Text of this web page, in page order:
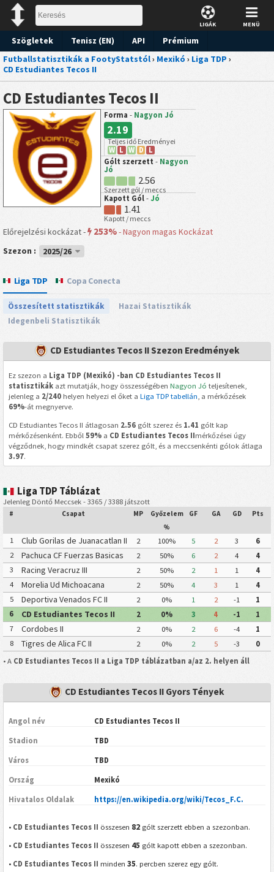
LIGÁK MENÜ
Szögletek Tenisz (EN) API Prémium
Előrejelzések
Futballstatisztikák a FootyStatstól› Mexikó › Liga TDP ›
CD Estudiantes Tecos II
CD Estudiantes Tecos II
Forma - Nagyon Jó
2.19
Teljes idő Eredményei
W L W D
L
Gólt szerzett - Nagyon
Jó
2.56
Szerzett gól / meccs
Kapott Gól - Jó
1.41
Kapott / meccs
Előrejelzési kockázat - 253%-Nagyon magas Kockázat
Szezon :
2025/26
Liga TDP Copa Conecta
Összesített statisztikák
Hazai Statisztikák
Idegenbeli Statisztikák
CD Estudiantes Tecos II Szezon Eredmények
Ez szezon a Liga TDP (Mexikó) -ban CD Estudiantes Tecos II
statisztikákazt mutatják, hogy összességében Nagyon Jó teljesítenek,
jelenleg a 2/240helyen helyezi el őket a Liga TDP tabellán, a mérkőzések
69%-át megnyerve.
CD Estudiantes Tecos II átlagosan 2.56gólt szerez és 1.41 gólt kap
mérkőzésenként. Ebből 59%a CD Estudiantes Tecos IImérkőzései úgy
végződnek, hogy mindkét csapat szerez gólt, és a meccsenkénti gólok átlaga
3.97.
Liga TDP Táblázat
Jelenleg Döntő Meccsek - 3365 / 3388 játszott
# Csapat MP
Győzelem
%
GF GA GD Pts
1 Club Gorilas de Juanacatlan II 2 100% 5 2 3
6
2
Pachuca CF Fuerzas Basicas
Pachuca CF III
2 50% 6 2 4
4
3
Racing Veracruz III 2 50% 2 1 1
4
4
Morelia Ud Michoacana 2 50% 4 3 1
4
5
Deportiva Venados FC II 2 0% 1 2 -1
1
6
CD Estudiantes Tecos II 2 0% 3 4 -1
1
7
Cordobes II 2 0% 2 6 -4
1
8
Tigres de Alica FC II 2 0% 2 5 -3
0
• A CD Estudiantes Tecos II a Liga TDP táblázatban a/az 2. helyen áll
CD Estudiantes Tecos II Gyors Tények
Angol név CD Estudiantes Tecos II
Stadion TBD
Város TBD
Ország Mexikó
Hivatalos Oldalak https://en.wikipedia.org/wiki/Tecos_F.C.
• CD Estudiantes Tecos II összesen 82 gólt szerzett ebben a szezonban.
• CD Estudiantes Tecos II összesen 45 gólt kapott ebben a szezonban.
• CD Estudiantes Tecos II minden35. percben szerez egy gólt.